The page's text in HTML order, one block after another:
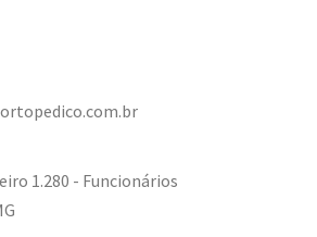
1.280 - Funcionários